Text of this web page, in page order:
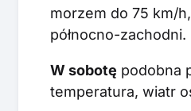
morzem do 75 km/
północno-zachodni.
W sobotę podobna
temperatura, wiatr